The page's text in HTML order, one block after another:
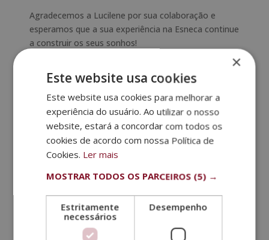
Agradecemos a Lucilene por sua colaboração e
esperamos que a sua experiência na Esneca continue
a construir os seus sonhos!
×
Este website usa cookies
Este website usa cookies para melhorar a
experiência do usuário. Ao utilizar o nosso
website, estará a concordar com todos os
cookies de acordo com nossa Política de
Cookies. Ler mais
MOSTRAR TODOS OS PARCEIROS (5) →
Estritamente
necessários
Desempenho